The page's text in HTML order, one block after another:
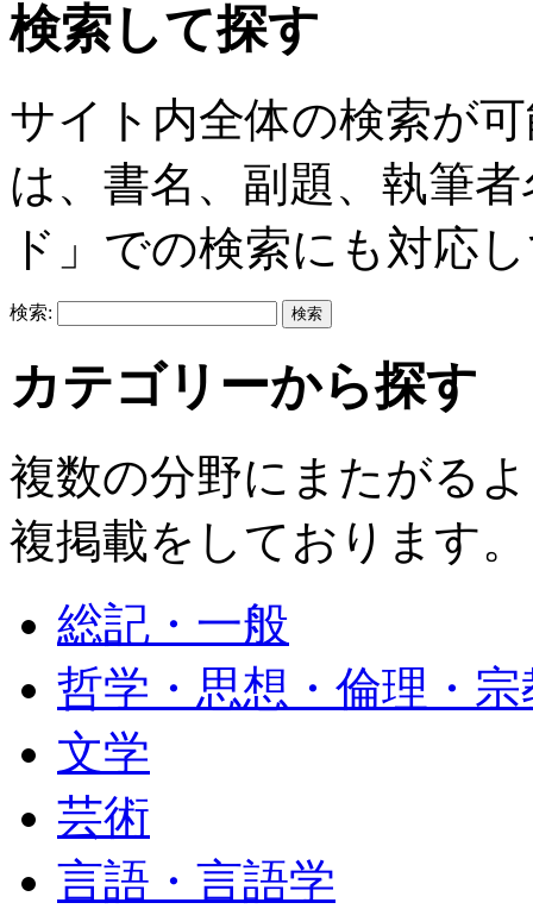
検索して探す
サイト内全体の検索が
は、書名、副題、執筆
ド」での検索にも対応
検索:
カテゴリーから探す
複数の分野にまたがる
複掲載をしております。
総記・一般
哲学・思想・倫理・宗
文学
芸術
言語・言語学